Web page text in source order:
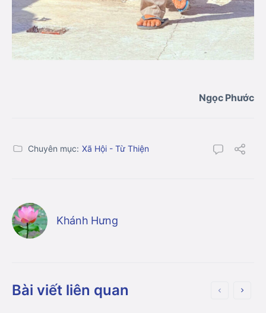
Ngọc Phước
Chuyên mục: Xã Hội - Từ Thiện
Khánh Hưng
Bài viết liên quan